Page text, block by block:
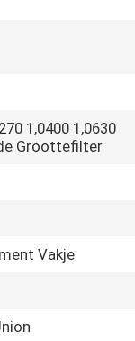
1,0400 1,0630
Groottefilter
Vakje